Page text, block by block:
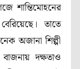
শান্তিমোহনের
তাতে
অজানা শিল্পী
দক্ষতাও